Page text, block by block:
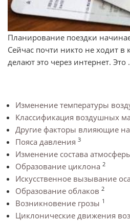
Планирование поездки
Сейчас почти никто не ходит в
делают это через интернет. Это
Изменение температуры
Классификация воздушных
Другие факторы влияющие
Пояса давления 3
Изменение состава
Образование циклона 2
Искусственное вызывание
Образование облаков 2
Возникновение грозы 1
Циклонические движения